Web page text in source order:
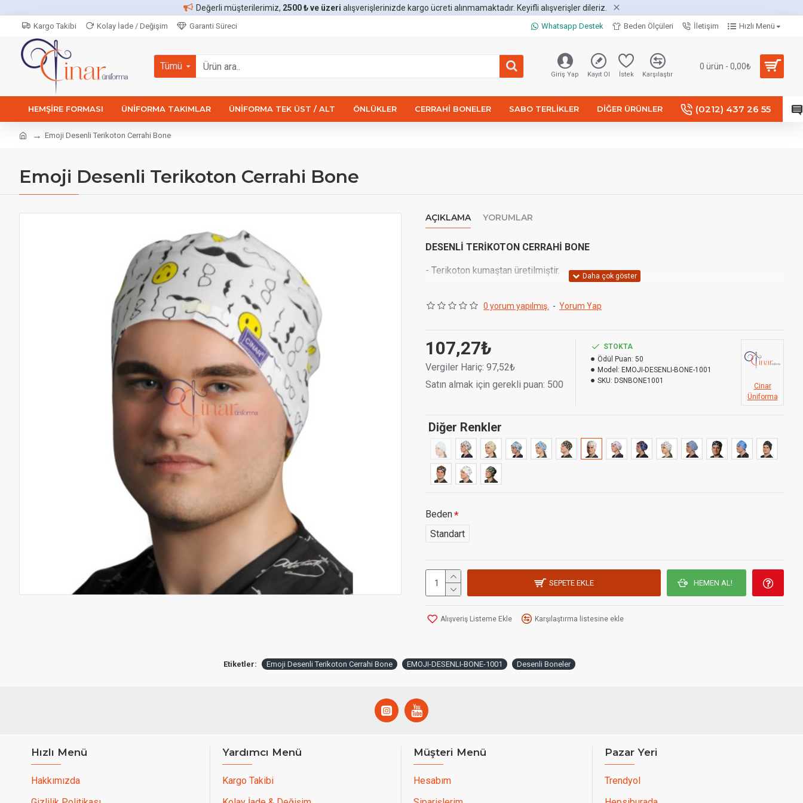
Değerli müşterilerimiz, 2500 ₺ ve üzeri alışverişlerinizde kargo ücreti alınmamaktadır. Keyifli alışverişler dileriz.
Kargo Takibi Kolay İade / Değişim Garanti Süreci Whatsapp Destek Beden Ölçüleri İletişim Hızlı Menü
Tümü
Giriş Yap Kayıt Ol İstek Karşılaştır
0 ürün - 0,00₺
HEMŞIRE FORMASI ÜNIFORMA TAKIMLAR ÜNIFORMA TEK ÜST / ALT ÖNLÜKLER CERRAHI BONELER SABO TERLIKLER DIĞER ÜRÜNLER (0212) 437 26 55
Emoji Desenli Terikoton Cerrahi Bone
Emoji Desenli Terikoton Cerrahi Bone
AÇIKLAMA YORUMLAR
DESENLİ TERİKOTON CERRAHİ BONE
- Terikoton kumaştan üretilmiştir.
- Uniseks ve Tek Bedendir.
Kumaş Cinsi : Terikoton
0 yorum yapılmış. - Yorum Yap
107,27₺
Vergiler Hariç: 97,52₺
Satın almak için gerekli puan: 500
STOKTA
Ödül Puan: 50
Model: EMOJI-DESENLI-BONE-1001
SKU: DSNBONE1001
Cinar
Üniforma
Diğer Renkler
Beden
Standart
SEPETE EKLE HEMEN AL!
Alışveriş Listeme Ekle Karşılaştırma listesine ekle
Etiketler: Emoji Desenli Terikoton Cerrahi Bone EMOJI-DESENLI-BONE-1001 Desenli Boneler
Hızlı Menü
Hakkımızda
Yardımcı Menü
Kargo Takibi
Müşteri Menü
Hesabım
Pazar Yeri
Trendyol